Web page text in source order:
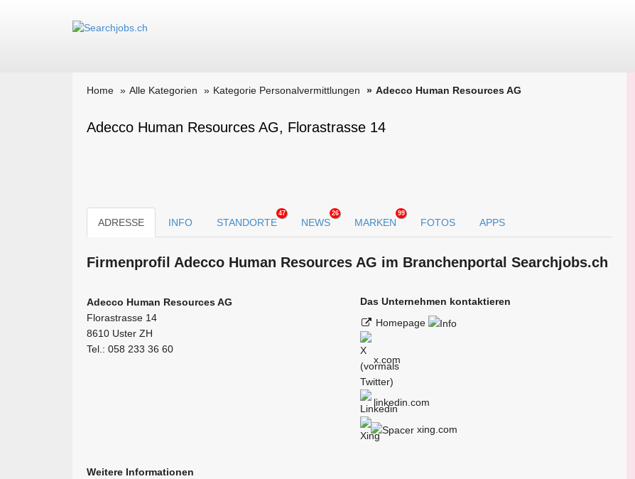
Home Alle Kategorien Kategorie Personalvermittlungen Adecco Human Resources AG
Adecco Human Resources AG, Florastrasse 14
ADRESSE INFO STANDORTE
47
NEWS
26
MARKEN
99
FOTOS APPS
Firmen­profil Adecco Human Resources AG im Branchen­portal Searchjobs.ch
Adecco Human Resources AG
Florastrasse 14
8610 Uster ZH
Tel.: 058 233 36 60
Das Unternehmen kontaktieren
Homepage
x.com
linkedin.com
xing.com
Weitere Informationen